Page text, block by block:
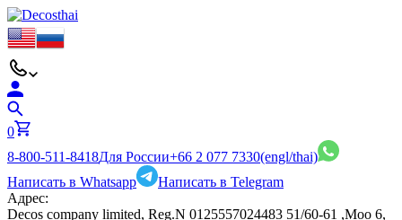
0
8-800-511-8418Для России+66 2 077 7330(engl/thai)
Написать в Whatsapp
Написать в Telegram
Адрес:
Decos company limited, Reg.N 0125557024483 51/60-61 ,Moo 6,